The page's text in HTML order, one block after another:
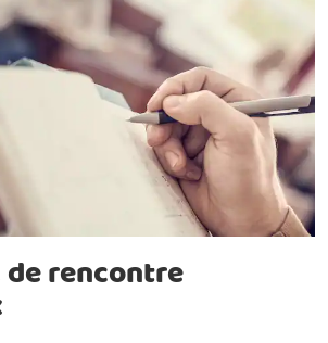
rencontre